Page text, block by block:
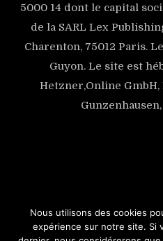
5000 14 dont le capital
de la SARL Lex
Charenton, 75012 Paris.
Guyon. Le site est
Hetzner,Online
© COPYRIGHT 2026
Nous utilisons des cookies
expérience sur notre site. Si